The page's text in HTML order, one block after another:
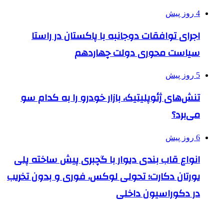
4 روز پیش
اجرای توافقات دوجانبه با پاکستان در راستا
سیاست محوری دولت چهاردهم
5 روز پیش
تنش‌های ژئوپلیتیک، بازار خودرو را به کدام سو
می‌برد؟
6 روز پیش
انواع قاب بندی دیوار با گچبری پیش ساخته پلی
یورتان دکارت؛ تحولی لوکس، فوری و بدون تخریب
در دکوراسیون داخلی